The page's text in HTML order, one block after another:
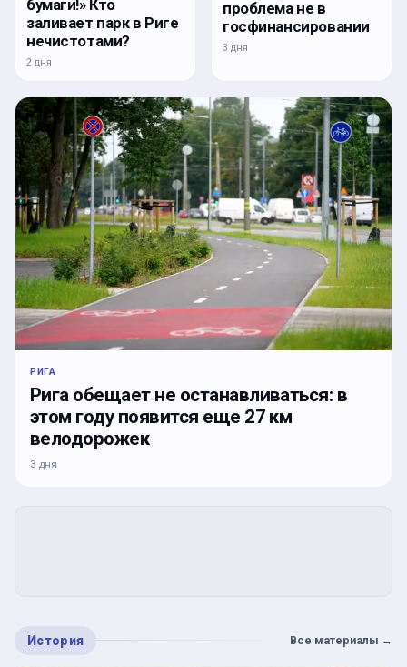
бумаги!» Кто
заливает парк в Риге
нечистотами?
2 дня
проблема не в
госфинансировании
3 дня
РИГА
Рига обещает не останавливаться: в
этом году появится еще 27 км
велодорожек
3 дня
История Все материалы →